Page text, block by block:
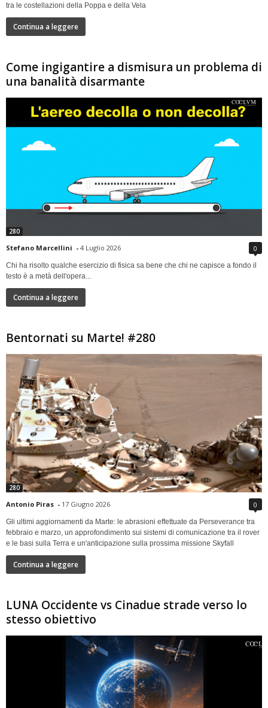
tra le costellazioni della Poppa e della Vela
Continua a leggere
Come ingigantire a dismisura un problema di
una banalità disarmante
280
Stefano Marcellini - 4 Luglio 2026 0
Chi ha risolto qualche esercizio di fisica sa bene che chi ne capisce a fondo il
testo è a metà dell'opera...
Continua a leggere
Bentornati su Marte! #280
280
Antonio Piras - 17 Giugno 2026 0
Gli ultimi aggiornamenti da Marte: le abrasioni effettuate da Perseverance tra
febbraio e marzo, un approfondimento sui sistemi di comunicazione tra il rover
e le basi sulla Terra e un'anticipazione sulla prossima missione Skyfall
Continua a leggere
LUNA Occidente vs Cinadue strade verso lo
stesso obiettivo